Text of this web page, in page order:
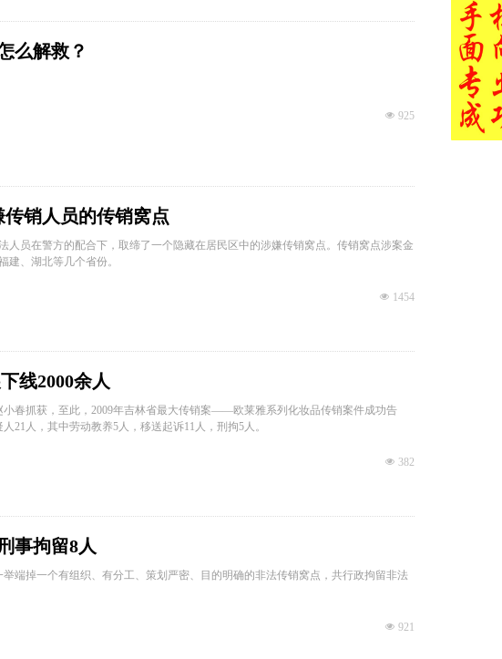
么解救？
넶 925
销人员的传销窝点
人员在警方的配合下，取缔了一个隐藏在居民区中的涉嫌传销窝点。传销窝点涉案金
建、湖北等几个省份。
넶 1454
线2000余人
小春抓获，至此，2009年吉林省最大传销案——欧莱雅系列化妆品传销案件成功告
21人，其中劳动教养5人，移送起诉11人，刑拘5人。
넶 382
事拘留8人
端掉一个有组织、有分工、策划严密、目的明确的非法传销窝点，共行政拘留非法
넶 921